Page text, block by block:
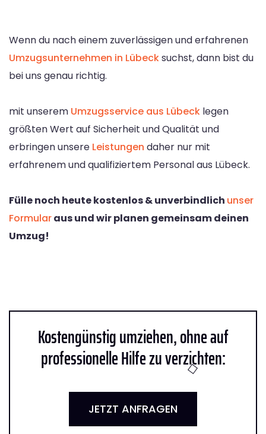
Wenn du nach einem zuverlässigen und erfahrenen
Umzugsunternehmen in Lübecksuchst, dann bist du
bei uns genau richtig.
mit unserem Umzugsservice aus Lübeck legen
größten Wert auf Sicherheit und Qualität und
erbringen unsere Leistungen daher nur mit
erfahrenem und qualifiziertem Personal aus Lübeck.
Fülle noch heute kostenlos & unverbindlich unser
Formularaus und wir planen gemeinsam deinen
Umzug!
Kostengünstig umziehen, ohne auf
professionelle Hilfe zu verzichten:
JETZT ANFRAGEN